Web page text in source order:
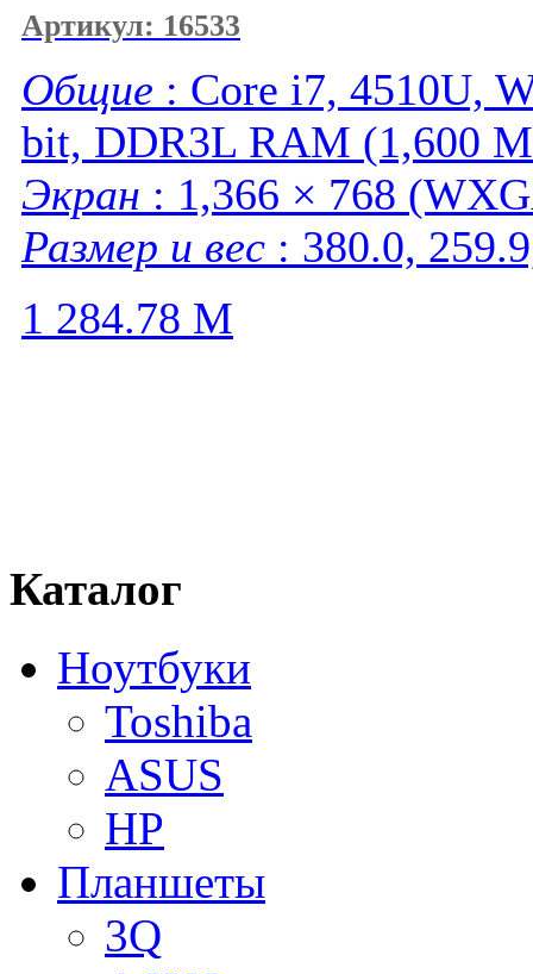
Артикул: 16533
Общие : Core i7, 4510U,
bit, DDR3L RAM (1,600
Экран : 1,366 × 768
Размер и вес : 380.0,
1 284.78 M
Каталог
Ноутбуки
Toshiba
ASUS
HP
Планшеты
3Q